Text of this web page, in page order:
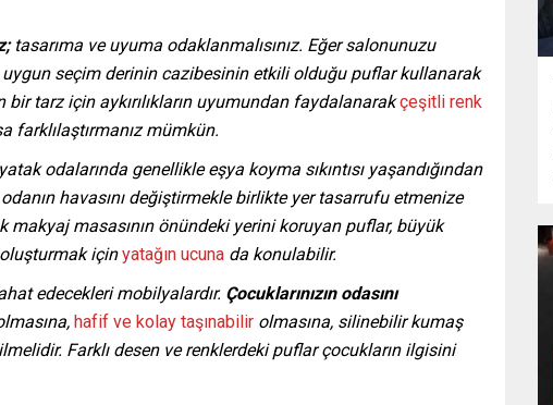
tasarıma ve uyuma odaklanmalısınız. Eğer salonunuzu
seçim derinin cazibesinin etkili olduğu puflar kullanarak
bir tarz için aykırılıkların uyumundan faydalanarakçeşitli renk
farklılaştırmanız mümkün.
yatak odalarında genellikle eşya koyma sıkıntısı yaşandığından
havasını değiştirmekle birlikte yer tasarrufu etmenize
makyaj masasının önündeki yerini koruyan puflar, büyük
içinyatağın ucuna da konulabilir.
edecekleri mobilyalardır. Çocuklarınızın odasını
hafif ve kolay taşınabilir olmasına, silinebilir kumaş
Farklı desen ve renklerdeki puflar çocukların ilgisini